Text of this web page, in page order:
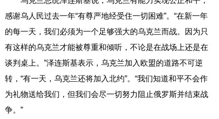
感谢乌人民过去一年“有尊严地经受住一切困难”。“在新一年
的每一天，我们必须为一个足够强大的乌克兰而战。因为只
有这样的乌克兰才能被尊重和倾听，不论是在战场上还是在
谈判桌上。”泽连斯基表示，乌克兰加入欧盟的道路不可逆
转，“有一天，乌克兰还将加入北约”。“我们知道和平不会作
为礼物送给我们，但我们会尽一切努力阻止俄罗斯并结束战
争。”